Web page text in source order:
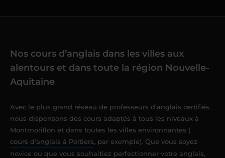
Nos cours d’anglais dans les villes aux
alentours et dans toute la région Nouvelle-
Aquitaine
Avec le plus grand réseau de professeurs d’anglais certifiés,
nous dispensons des cours adaptés à tous les niveaux à
Montmorillon et dans toutes les villes environnantes (
cours d'anglais à Poitiers, par exemple). Que vous soyez
novice ou que vous souhaitiez perfectionner votre anglais,